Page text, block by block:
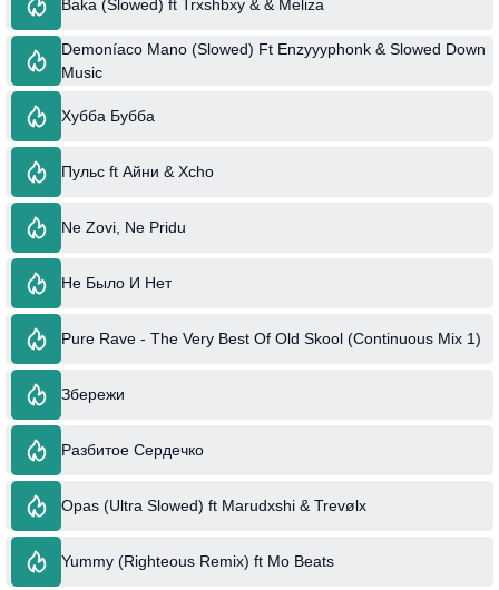
Baka (Slowed) ft Trxshbxy & & Meliza
Demoníaco Mano (Slowed) Ft Enzyyyphonk & Slowed Down
Music
Хубба Бубба
Пульс ft Айни & Xcho
Ne Zovi, Ne Pridu
Не Было И Нет
Pure Rave - The Very Best Of Old Skool (Continuous Mix 1)
Збережи
Разбитое Сердечко
Opas (Ultra Slowed) ft Marudxshi & Trevølx
Yummy (Righteous Remix) ft Mo Beats